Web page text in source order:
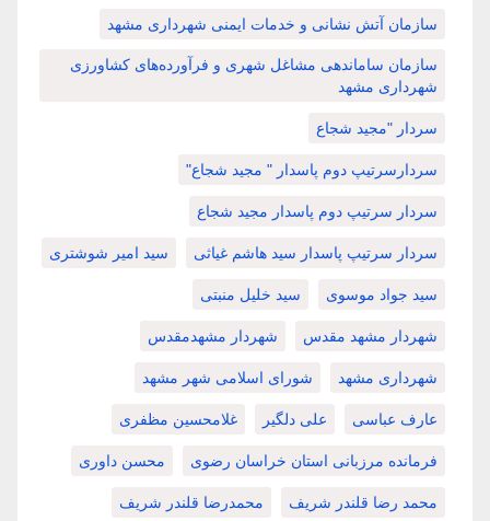
سازمان آتش نشانی و خدمات ایمنی شهرداری مشهد
سازمان ساماندهی مشاغل شهری و فرآورده‌های کشاورزی
شهرداری مشهد
سردار "مجید شجاع
سردارسرتیپ دوم پاسدار " مجید شجاع"
سردار سرتیپ دوم پاسدار مجید شجاع
سردار سرتیپ پاسدار سید هاشم غیاثی سید امیر شوشتری
سید جواد موسوی سید خلیل منبتی
شهردار مشهد مقدس شهردار مشهدمقدس
شهرداری مشهد شورای اسلامی شهر مشهد
عارف عباسی علی دلگیر غلامحسین مظفری
فرمانده مرزبانی استان خراسان رضوی محسن داوری
محمد رضا قلندر شریف محمدرضا قلندر شریف